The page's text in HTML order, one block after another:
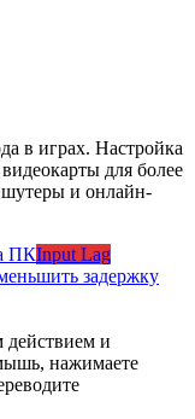
в играх. Настройка
для более
и онлайн-
Input Lag
задержку
и
нажимаете